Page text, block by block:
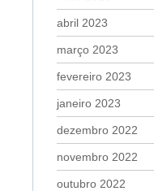
abril 2023
março 2023
fevereiro 2023
janeiro 2023
dezembro 2022
novembro 2022
outubro 2022